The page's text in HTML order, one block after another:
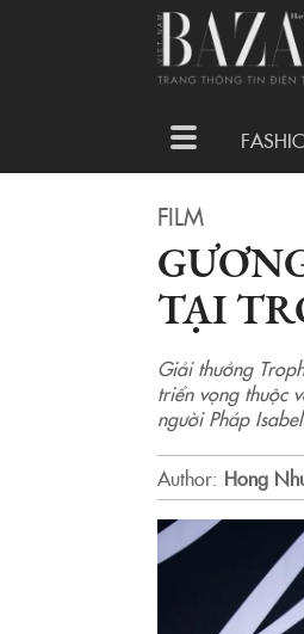
Toggle
navigation
FILM
TẠI
Giải thưởng
triển vọng thuộc
người Pháp
Author: Hong